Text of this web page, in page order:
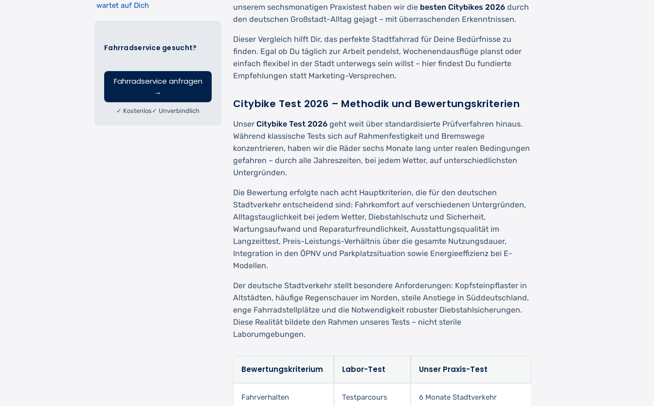
Fahrradservice gesucht?
Fahrradservice anfragen
→
✓ Kostenlos ✓ Unverbindlich
wartet auf Dich
unserem sechsmonatigen Praxistest haben wir die besten Citybikes 2026 durch
den deutschen Großstadt-Alltag gejagt – mit überraschenden Erkenntnissen.
Dieser Vergleich hilft Dir, das perfekte Stadtfahrrad für Deine Bedürfnisse zu
finden. Egal ob Du täglich zur Arbeit pendelst, Wochenendausflüge planst oder
einfach flexibel in der Stadt unterwegs sein willst – hier findest Du fundierte
Empfehlungen statt Marketing-Versprechen.
Citybike Test 2026 – Methodik und Bewertungskriterien
Unser Citybike Test 2026 geht weit über standardisierte Prüfverfahren hinaus.
Während klassische Tests sich auf Rahmenfestigkeit und Bremswege
konzentrieren, haben wir die Räder sechs Monate lang unter realen Bedingungen
gefahren – durch alle Jahreszeiten, bei jedem Wetter, auf unterschiedlichsten
Untergründen.
Die Bewertung erfolgte nach acht Hauptkriterien, die für den deutschen
Stadtverkehr entscheidend sind: Fahrkomfort auf verschiedenen Untergründen,
Alltagstauglichkeit bei jedem Wetter, Diebstahlschutz und Sicherheit,
Wartungsaufwand und Reparaturfreundlichkeit, Ausstattungsqualität im
Langzeittest, Preis-Leistungs-Verhältnis über die gesamte Nutzungsdauer,
Integration in den ÖPNV und Parkplatzsituation sowie Energieeffizienz bei E-
Modellen.
Der deutsche Stadtverkehr stellt besondere Anforderungen: Kopfsteinpflaster in
Altstädten, häufige Regenschauer im Norden, steile Anstiege in Süddeutschland,
enge Fahrradstellplätze und die Notwendigkeit robuster Diebstahlsicherungen.
Diese Realität bildete den Rahmen unseres Tests – nicht sterile
Laborumgebungen.
Bewertungskriterium Labor-Test Unser Praxis-Test
Fahrverhalten Testparcours 6 Monate Stadtverkehr